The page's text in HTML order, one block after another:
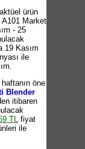
aktüel ürün
A101 Market
- 25
19 Kasım
ile
öne
Blender
itibaren
TL fiyat
ile